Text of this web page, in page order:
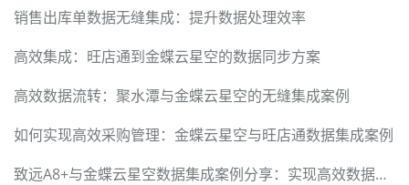
销售出库单数据无缝集成：提升数据处理效率
高效集成：旺店通到金蝶云星空的数据同步方案
高效数据流转：聚水潭与金蝶云星空的无缝集成案例
如何实现高效采购管理：金蝶云星空与旺店通数据集成案例
致远A8+与金蝶云星空数据集成案例分享：实现高效数据流转